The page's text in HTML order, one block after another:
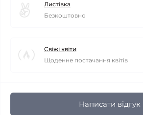
Листівка
Безкоштовно
Свіжі квіти
Щоденне постачання квітів
Написати відгук